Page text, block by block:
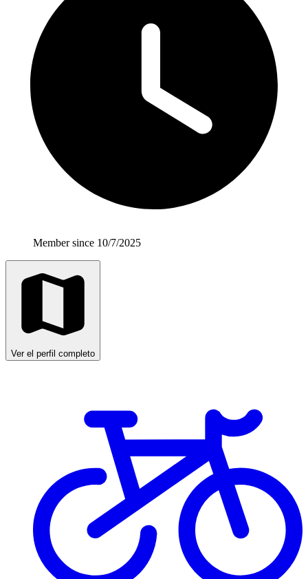
Member since 10/7/2025
Ver el perfil completo